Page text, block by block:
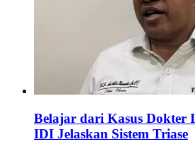
Belajar dari Kasus Dokter
IDI Jelaskan Sistem Triase